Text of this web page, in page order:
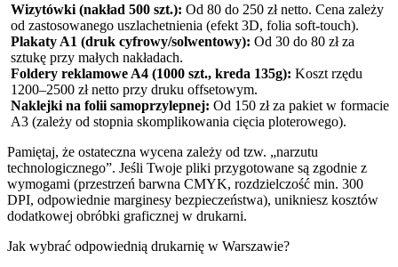
Wizytówki (nakład 500 szt.): Od 80 do 250 zł netto. Cena zależy
od zastosowanego uszlachetnienia (efekt 3D, folia soft-touch).
Plakaty A1 (druk cyfrowy/solwentowy): Od 30 do 80 zł za
sztukę przy małych nakładach.
Foldery reklamowe A4 (1000 szt., kreda 135g): Koszt rzędu
1200–2500 zł netto przy druku offsetowym.
Naklejki na folii samoprzylepnej: Od 150 zł za pakiet w formacie
A3 (zależy od stopnia skomplikowania cięcia ploterowego).
Pamiętaj, że ostateczna wycena zależy od tzw. „narzutu
technologicznego”. Jeśli Twoje pliki przygotowane są zgodnie z
wymogami (przestrzeń barwna CMYK, rozdzielczość min. 300
DPI, odpowiednie marginesy bezpieczeństwa), unikniesz kosztów
dodatkowej obróbki graficznej w drukarni.
Jak wybrać odpowiednią drukarnię w Warszawie?